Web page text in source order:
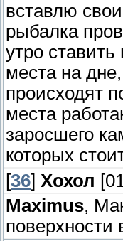
вставлю
рыбалка
утро
места на
происходят
места
заросшего
которых
[36] Хохол
Maximus,